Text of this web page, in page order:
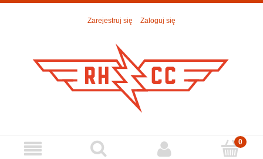
Zarejestruj się Zaloguj się